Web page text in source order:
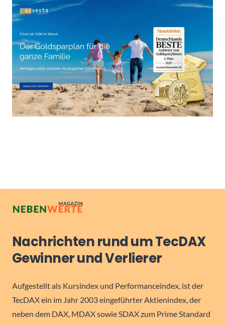
Nachrichten rund um TecDAX
Gewinner und Verlierer
Aufgestellt als Kursindex und Performanceindex, ist der
TecDAX ein im Jahr 2003 eingeführter Aktienindex, der
neben dem DAX, MDAX sowie SDAX zum Prime Standard